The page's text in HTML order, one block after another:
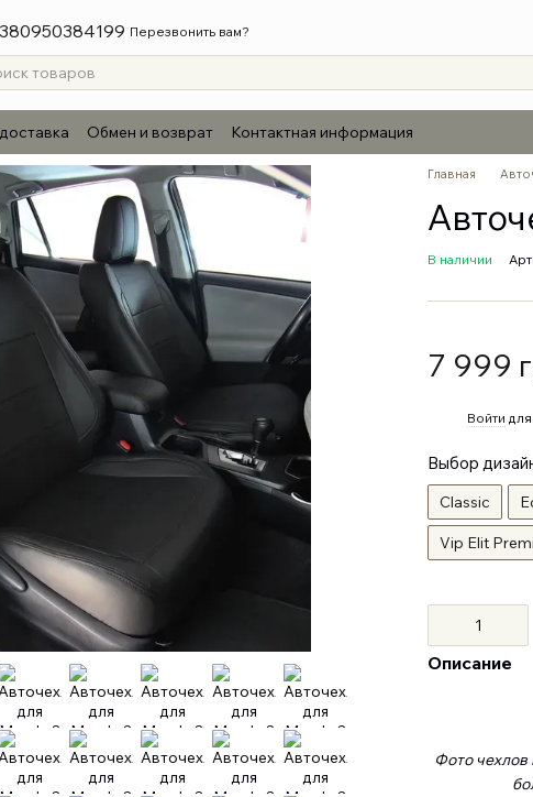
Перезвонить вам?
Обмен и возврат Контактная информация
Главная
В наличии
7 999
Войти
Выбор
Classic
Vip Elit
Описание
Фото чехлов